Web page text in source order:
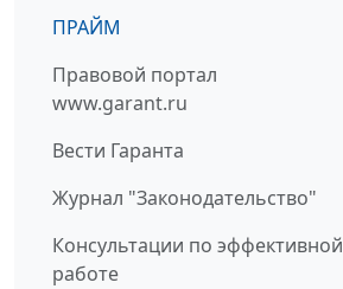
ПРАЙМ
Правовой портал
www.garant.ru
Вести Гаранта
Журнал "Законодательство"
Консультации по эффективной
работе